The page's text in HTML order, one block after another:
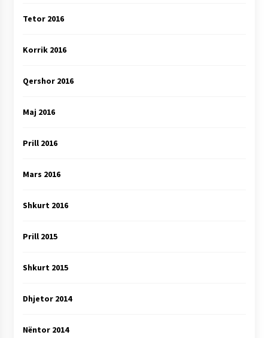
Tetor 2016
Korrik 2016
Qershor 2016
Maj 2016
Prill 2016
Mars 2016
Shkurt 2016
Prill 2015
Shkurt 2015
Dhjetor 2014
Nëntor 2014